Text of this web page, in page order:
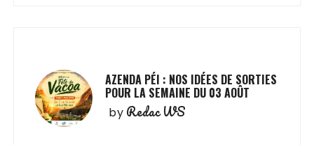
AZENDA PÉI : NOS IDÉES DE SORTIES
POUR LA SEMAINE DU 03 AOÛT
by Redac WS